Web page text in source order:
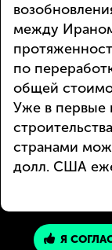
между
по
общей
Уже в первые
странами
долл. США
Я